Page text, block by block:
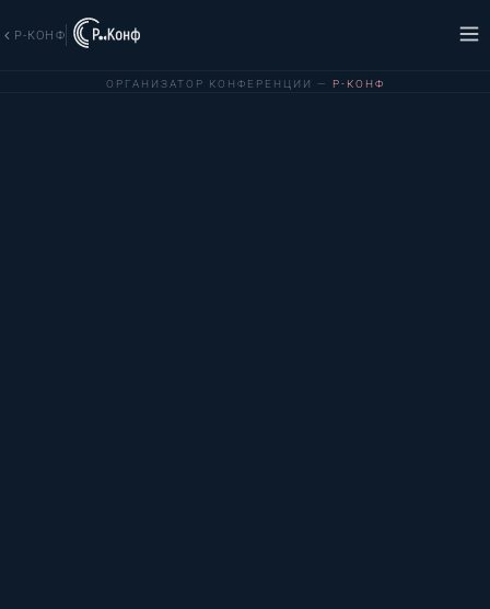
Р-КОНФ
ОРГАНИЗАТОР КОНФЕРЕНЦИИ — Р-КОНФ